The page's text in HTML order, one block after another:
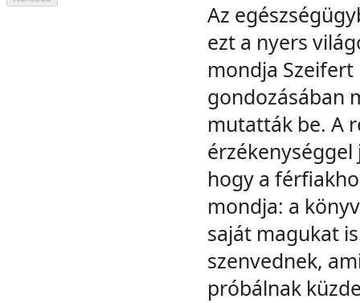
Az
ezt a nyers
mondja
gondozásában
mutatták be. A
hogy a
mondja: a
saját magukat
szenvednek,
próbálnak